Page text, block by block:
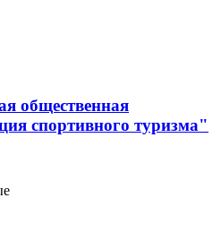
общественная
спортивного туризма"